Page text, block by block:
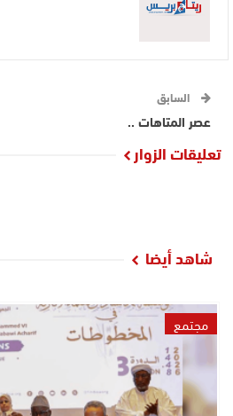
السابق
عصر المتاهات ..
تعليقات الزوار
شاهد أيضا
مجتمع